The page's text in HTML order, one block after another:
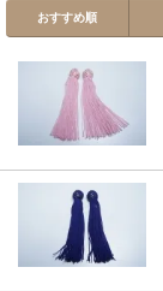
おすすめ順